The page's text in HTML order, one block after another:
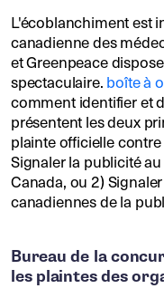
L'écoblanchiment est
canadienne des
et Greenpeace
spectaculaire.boîte à
comment identifier et
présentent les deux
plainte officielle
Signaler la publicité
Canada, ou 2)
canadiennes de la
Bureau de la
les plaintes des